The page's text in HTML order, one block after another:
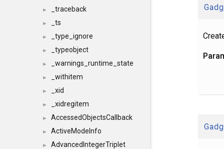
► _traceback
► _ts
► _type_ignore
► _typeobject
► _warnings_runtime_state
► _withitem
► _xid
► _xidregitem
► AccessedObjectsCallback
► ActiveModeInfo
► AdvancedIntegerTriplet